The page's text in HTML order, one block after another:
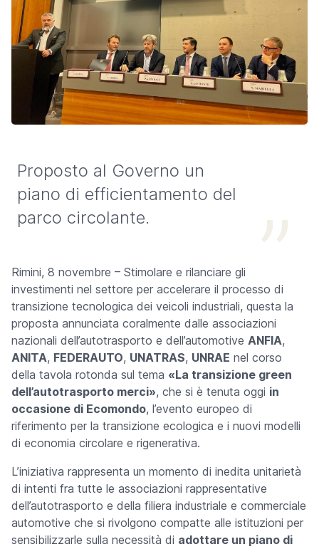
Proposto al Governo un
piano di efficientamento del
parco circolante.
Rimini, 8 novembre – Stimolare e rilanciare gli
investimenti nel settore per accelerare il processo di
transizione tecnologica dei veicoli industriali, questa la
proposta annunciata coralmente dalle associazioni
nazionali dell’autotrasporto e dell’automotive ANFIA,
ANITA, FEDERAUTO, UNATRAS, UNRAE nel corso
della tavola rotonda sul tema «La transizione green
dell’autotrasporto merci», che si è tenuta oggi in
occasione di Ecomondo, l’evento europeo di
riferimento per la transizione ecologica e i nuovi modelli
di economia circolare e rigenerativa.
L’iniziativa rappresenta un momento di inedita unitarietà
di intenti fra tutte le associazioni rappresentative
dell’autotrasporto e della filiera industriale e commerciale
automotive che si rivolgono compatte alle istituzioni per
sensibilizzarle sulla necessità di adottare un piano di